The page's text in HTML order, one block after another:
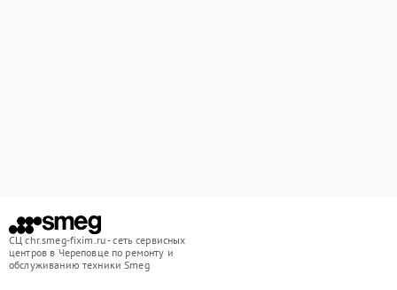
СЦ chr.smeg-fixim.ru - сеть сервисных
центров в Череповце по ремонту и
обслуживанию техники Smeg